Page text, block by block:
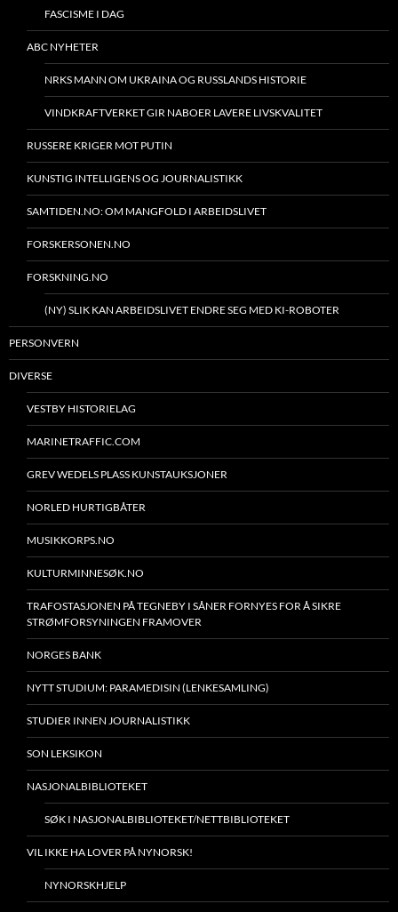
FASCISME I DAG
ABC NYHETER
NRKS MANN OM UKRAINA OG RUSSLANDS HISTORIE
VINDKRAFTVERKET GIR NABOER LAVERE LIVSKVALITET
RUSSERE KRIGER MOT PUTIN
KUNSTIG INTELLIGENS OG JOURNALISTIKK
SAMTIDEN.NO: OM MANGFOLD I ARBEIDSLIVET
FORSKERSONEN.NO
FORSKNING.NO
(NY) SLIK KAN ARBEIDSLIVET ENDRE SEG MED KI-ROBOTER
PERSONVERN
DIVERSE
VESTBY HISTORIELAG
MARINETRAFFIC.COM
GREV WEDELS PLASS KUNSTAUKSJONER
NORLED HURTIGBÅTER
MUSIKKORPS.NO
KULTURMINNESØK.NO
TRAFOSTASJONEN PÅ TEGNEBY I SÅNER FORNYES FOR Å SIKRE
STRØMFORSYNINGEN FRAMOVER
NORGES BANK
NYTT STUDIUM: PARAMEDISIN (LENKESAMLING)
STUDIER INNEN JOURNALISTIKK
SON LEKSIKON
NASJONALBIBLIOTEKET
SØK I NASJONALBIBLIOTEKET/NETTBIBLIOTEKET
VIL IKKE HA LOVER PÅ NYNORSK!
NYNORSKHJELP